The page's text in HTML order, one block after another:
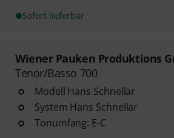
Sofort lieferbar
Wiener Pauken Produktions
Tenor/Basso 700
Modell Hans Schnellar
System Hans Schnellar
Tonumfang: E-C